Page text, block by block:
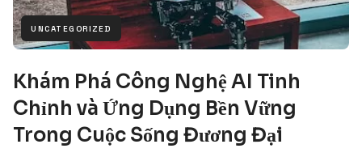
UNCATEGORIZED
Khám Phá Công Nghệ AI Tinh
Chỉnh và Ứng Dụng Bền Vững
Trong Cuộc Sống Đương Đại